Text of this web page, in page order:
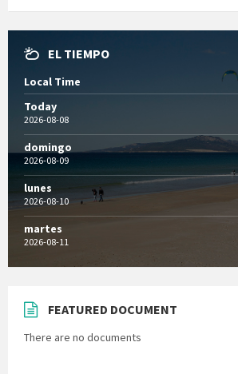
EL TIEMPO
Local Time
Today
2026-08-08
domingo
2026-08-09
lunes
2026-08-10
martes
2026-08-11
FEATURED DOCUMENT
There are no documents